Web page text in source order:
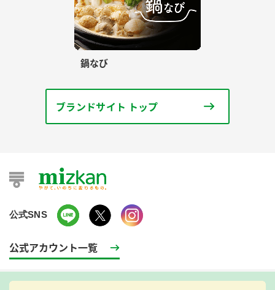
鍋なび
ブランドサイト トップ
公式SNS
公式アカウント一覧